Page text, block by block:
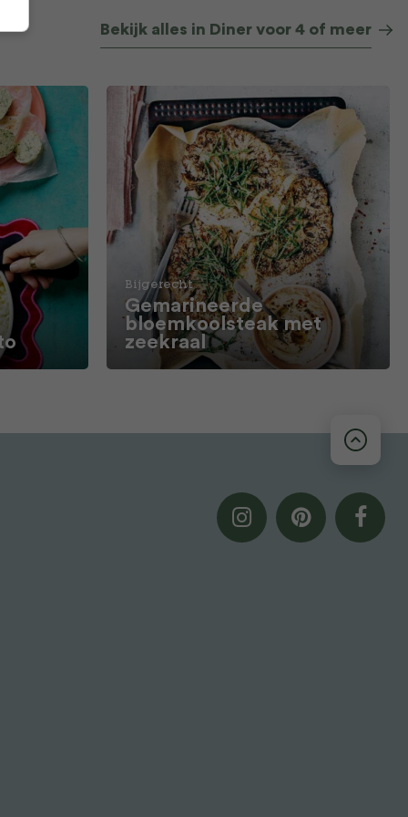
Bekijk alles in Diner voor 4 of meer
Bijgerecht
Gemarineerde
bloemkoolsteak met
zeekraal